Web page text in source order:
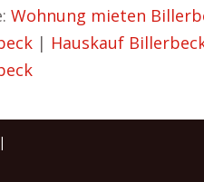
Wohnung mieten
| Hauskauf